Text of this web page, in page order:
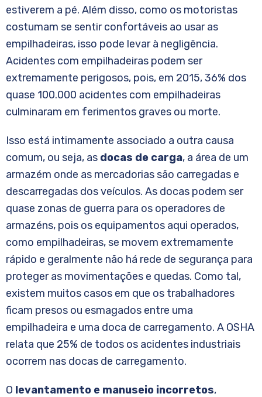
estiverem a pé. Além disso, como os motoristas
costumam se sentir confortáveis ao usar as
empilhadeiras, isso pode levar à negligência.
Acidentes com empilhadeiras podem ser
extremamente perigosos, pois, em 2015, 36% dos
quase 100.000 acidentes com empilhadeiras
culminaram em ferimentos graves ou morte.
Isso está intimamente associado a outra causa
comum, ou seja, as docas de carga, a área de um
armazém onde as mercadorias são carregadas e
descarregadas dos veículos. As docas podem ser
quase zonas de guerra para os operadores de
armazéns, pois os equipamentos aqui operados,
como empilhadeiras, se movem extremamente
rápido e geralmente não há rede de segurança para
proteger as movimentações e quedas. Como tal,
existem muitos casos em que os trabalhadores
ficam presos ou esmagados entre uma
empilhadeira e uma doca de carregamento. A OSHA
relata que 25% de todos os acidentes industriais
ocorrem nas docas de carregamento.
O levantamento e manuseio incorretos,